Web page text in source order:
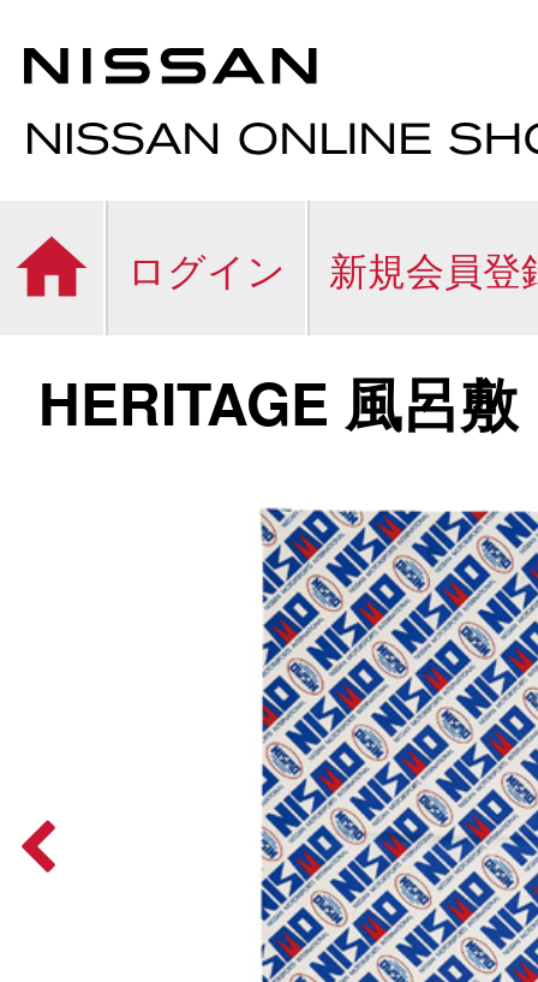
ログイン 新規会員登
HERITAGE 風呂敷